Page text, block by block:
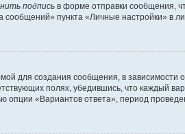
подпись в форме отправки сообщения,
пункта «Личные настройки» в
для создания сообщения, в зависимости
полях, убедившись, что каждый
опции «Вариантов ответа», период